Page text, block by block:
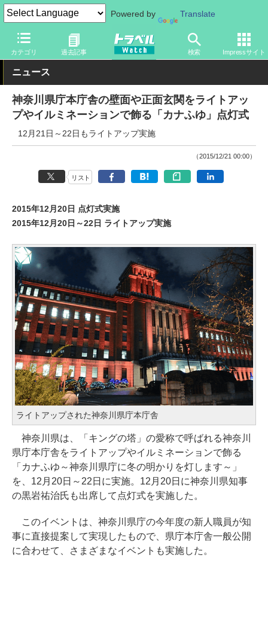
Powered by Translate
カテゴリ 過去記事 検索 Impressサイト
トラベル Watch 企業・政府・官庁 政府・官庁 その他
ニュース
神奈川県庁本庁舎の壁面や正面玄関をライトアッ
プやイルミネーションで飾る「カナふゆ」点灯式
12月21日～22日もライトアップ実施
（2015/12/21 00:00）
リスト
2015年12月20日 点灯式実施
2015年12月20日～22日 ライトアップ実施
ライトアップされた神奈川県庁本庁舎
神奈川県は、「キングの塔」の愛称で呼ばれる神奈川
県庁本庁舎をライトアップやイルミネーションで飾る
「カナふゆ～神奈川県庁に冬の明かりを灯します～」
を、12月20日～22日に実施。12月20日に神奈川県知事
の黒岩祐治氏も出席して点灯式を実施した。
このイベントは、神奈川県庁の今年度の新人職員が知
事に直接提案して実現したもので、県庁本庁舎一般公開
に合わせて、さまざまなイベントも実施した。